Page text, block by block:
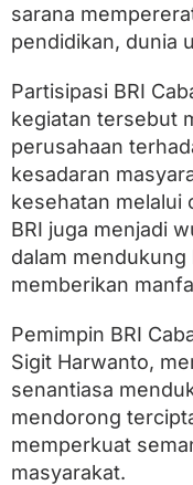
n
S
k
s
e
s
a
n
T
P
R
2
6
sarana
pendidikan, dunia
Partisipasi BRI
kegiatan tersebut
perusahaan
kesadaran
kesehatan melalui
BRI juga menjadi
dalam
memberikan
Pemimpin BRI
Sigit Harwanto,
senantiasa
mendorong
memperkuat
masyarakat.